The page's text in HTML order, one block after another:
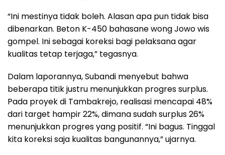
“Ini mestinya tidak boleh. Alasan apa pun tidak bisa
dibenarkan. Beton K-450 bahasane wong Jowo wis
gompel. Ini sebagai koreksi bagi pelaksana agar
kualitas tetap terjaga,” tegasnya.
Dalam laporannya, Subandi menyebut bahwa
beberapa titik justru menunjukkan progres surplus.
Pada proyek di Tambakrejo, realisasi mencapai 48%
dari target hampir 22%, dimana sudah surplus 26%
menunjukkan progres yang positif. “Ini bagus. Tinggal
kita koreksi saja kualitas bangunannya,” ujarnya.